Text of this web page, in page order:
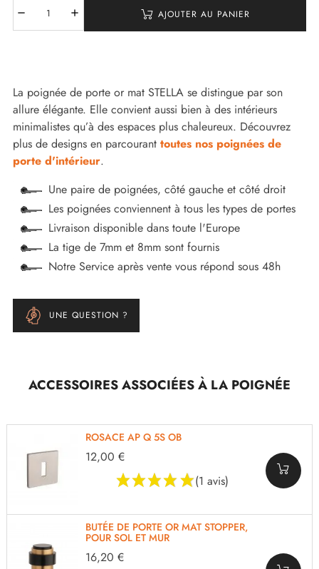
AJOUTER AU PANIER
La poignée de porte or mat STELLA se distingue par son
allure élégante. Elle convient aussi bien à des intérieurs
minimalistes qu’à des espaces plus chaleureux. Découvrez
plus de designs en parcourant toutes nos poignées de
porte d'intérieur.
Une paire de poignées, côté gauche et côté droit
Les poignées conviennent à tous les types de portes
Livraison disponible dans toute l'Europe
La tige de 7mm et 8mm sont fournis
Notre Service après vente vous répond sous 48h
UNE QUESTION ?
ACCESSOIRES ASSOCIÉES À LA POIGNÉE
ROSACE AP Q 5S OB
(1 avis)
12,00 €
BUTÉE DE PORTE OR MAT STOPPER,
POUR SOL ET MUR
16,20 €